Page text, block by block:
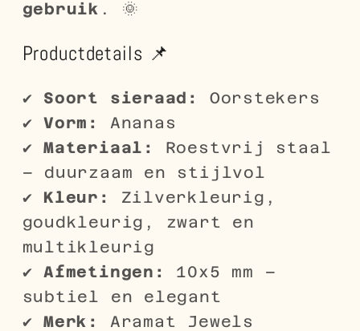
gebruik . 🌞
Productdetails 📌
✔ Soort sieraad:
Oorstekers
✔Vorm:
Ananas
✔Materiaal:
Roestvrij staal
– duurzaam en stijlvol
✔ Kleur:
Zilverkleurig,
goudkleurig, zwart en
multikleurig
✔Afmetingen:
10x5 mm –
subtiel en elegant
✔Merk:
Aramat Jewels